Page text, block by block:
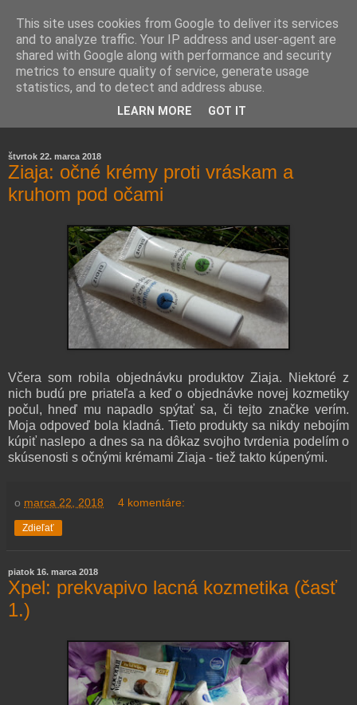
rozoberá témy o zdraví, živote a všetko možné.
štvrtok 22. marca 2018
Ziaja: očné krémy proti vráskam a
kruhom pod očami
Včera som robila objednávku produktov Ziaja. Niektoré z
nich budú pre priateľa a keď o objednávke novej kozmetiky
počul, hneď mu napadlo spýtať sa, či tejto značke verím.
Moja odpoveď bola kladná. Tieto produkty sa nikdy nebojím
kúpiť naslepo a dnes sa na dôkaz svojho tvrdenia podelím o
skúsenosti s očnými krémami Ziaja - tiež takto kúpenými.
o marca 22, 2018 4 komentáre:
Zdieľať
piatok 16. marca 2018
Xpel: prekvapivo lacná kozmetika (časť
1.)
This site uses cookies from Google to deliver its services
and to analyze traffic. Your IP address and user-agent are
shared with Google along with performance and security
metrics to ensure quality of service, generate usage
statistics, and to detect and address abuse.
LEARN MORE GOT IT